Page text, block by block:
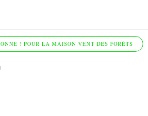
! POUR LA MAISON VENT DES FORÊTS